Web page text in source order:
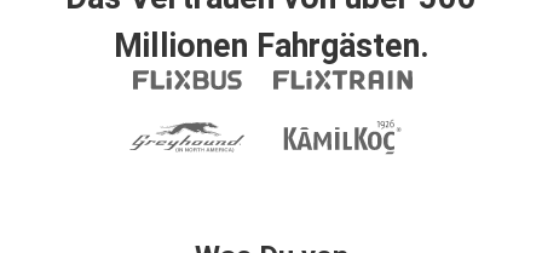
Millionen Fahrgästen.